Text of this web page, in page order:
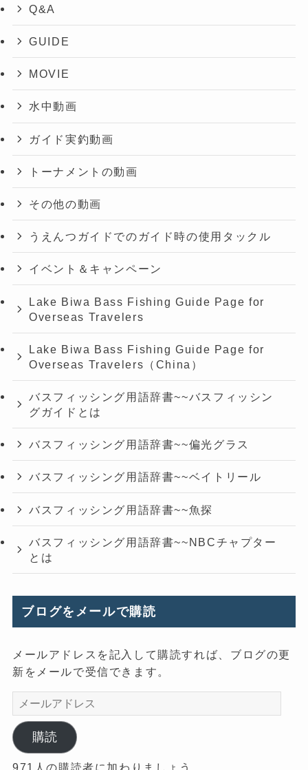
Q&A
GUIDE
MOVIE
水中動画
ガイド実釣動画
トーナメントの動画
その他の動画
うえんつガイドでのガイド時の使用タックル
イベント＆キャンペーン
Lake Biwa Bass Fishing Guide Page for
Overseas Travelers
Lake Biwa Bass Fishing Guide Page for
Overseas Travelers（China）
バスフィッシング用語辞書~~バスフィッシン
グガイドとは
バスフィッシング用語辞書~~偏光グラス
バスフィッシング用語辞書~~ベイトリール
バスフィッシング用語辞書~~魚探
バスフィッシング用語辞書~~NBCチャプター
とは
ブログをメールで購読
メールアドレスを記入して購読すれば、ブログの更
新をメールで受信できます。
メ
ー
ル
ア
購読
971人の購読者に加わりましょう